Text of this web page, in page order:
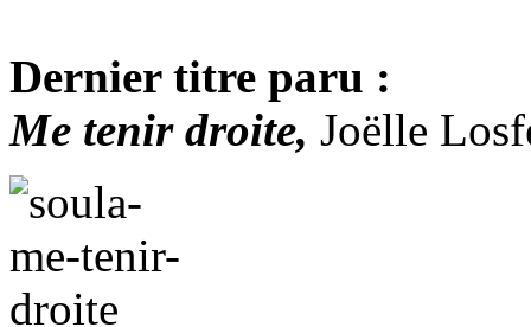
Dernier titre paru :
Me tenir droite, Joëlle